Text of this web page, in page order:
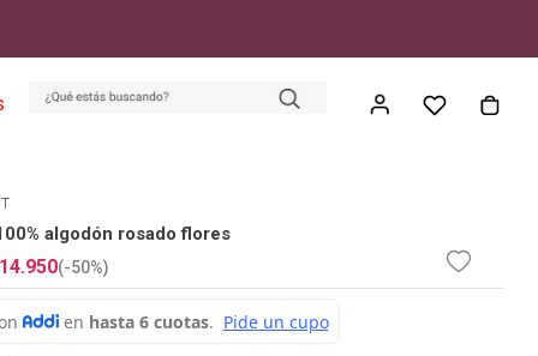
algodón rosado flores
.950(-50%)